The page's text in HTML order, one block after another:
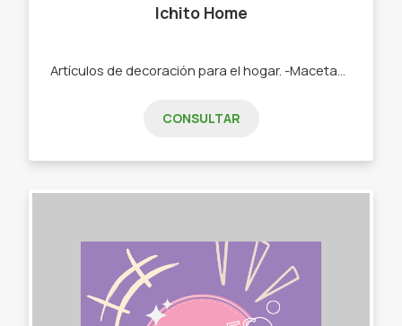
Ichito Home
CONSULTAR